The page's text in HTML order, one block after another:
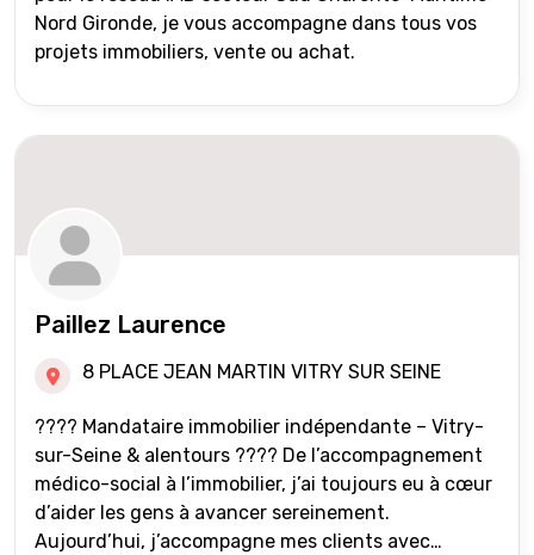
Nord Gironde, je vous accompagne dans tous vos
projets immobiliers, vente ou achat.
Paillez Laurence
8 PLACE JEAN MARTIN VITRY SUR SEINE
???? Mandataire immobilier indépendante – Vitry-
sur-Seine & alentours ???? De l’accompagnement
médico-social à l’immobilier, j’ai toujours eu à cœur
d’aider les gens à avancer sereinement.
Aujourd’hui, j’accompagne mes clients avec